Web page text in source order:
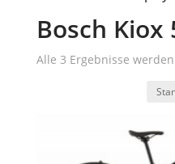
Bosch Kiox
Alle 3 Ergebnisse